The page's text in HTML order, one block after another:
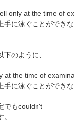
only at the time of
手に泳ぐことができな
下のように、
at the time of
手に泳ぐことができな
でもcouldn't